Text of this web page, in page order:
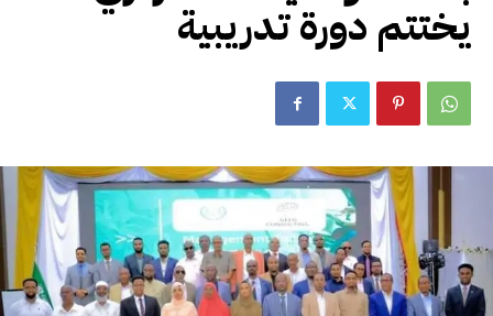
الأفريقي
يختتم دورة تدريبية